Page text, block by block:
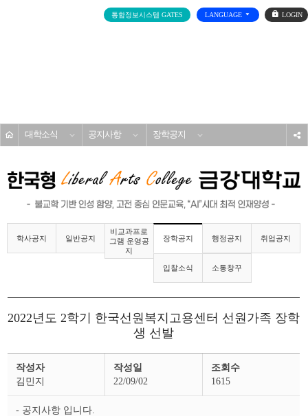
통합정보시스템 GATES LANGUAGE
로
그
대학소식 공지사항 장학공지
학사공지 일반공지
비교과프로
그램 운영공
지
장학공지 행정공지 취업공지
입찰소식 소통창꾸
2022년도 2학기 한국선원복지고용센터 선원가족 장학
생 선발
작성자
김민지
작성일
22/09/02
조회수
1615
- 공지사항 입니다.